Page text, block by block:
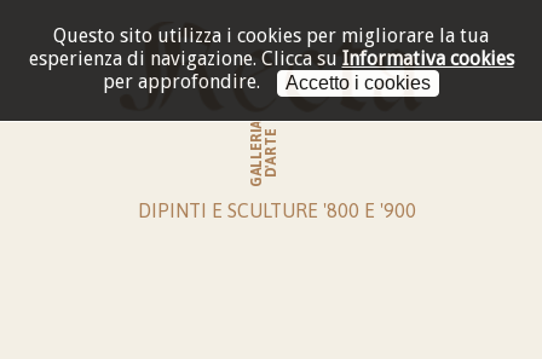
Questo sito utilizza i cookies per migliorare la tua
esperienza di navigazione. Clicca su Informativa cookies
per approfondire.
Accetto i cookies
GALLERIAD'ARTE
DIPINTI E SCULTURE '800 E '900